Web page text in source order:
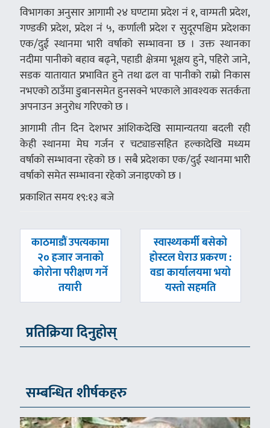
विभागका अनुसार आगामी २४ घण्टामा प्रदेश नं १, वाग्मती प्रदेश,
गण्डकी प्रदेश, प्रदेश नं ५, कर्णाली प्रदेश र सुदूरपश्चिम प्रदेशका
एक/दुई स्थानमा भारी वर्षाको सम्भावना छ । उक्त स्थानका
नदीमा पानीको बहाव बढ्ने, पहाडी क्षेत्रमा भूक्षय हुने, पहिरो जाने,
सडक यातायात प्रभावित हुने तथा ढल वा पानीको राम्रो निकास
नभएको ठाउँमा डुबानसमेत हुनसक्ने भएकाले आवश्यक सतर्कता
अपनाउन अनुरोध गरिएको छ ।
आगामी तीन दिन देशभर आंशिकदेखि सामान्यतया बदली रही
केही स्थानमा मेघ गर्जन र चट्याङसहित हल्कादेखि मध्यम
वर्षाको सम्भावना रहेको छ । सबै प्रदेशका एक/दुई स्थानमा भारी
वर्षाको समेत सम्भावना रहेको जनाइएको छ ।
प्रकाशित समय १९:१३ बजे
पछिल्लाे
काठमाडौं उपत्यकामा
२० हजार जनाको
कोरोना परीक्षण गर्ने
तयारी
अघिल्लाे
-
स्वास्थ्यकर्मी बसेको
होस्टल घेराउ प्रकरण :
वडा कार्यालयमा भयो
यस्तो सहमति
प्रतिक्रिया दिनुहोस्
सम्बन्धित शीर्षकहरु